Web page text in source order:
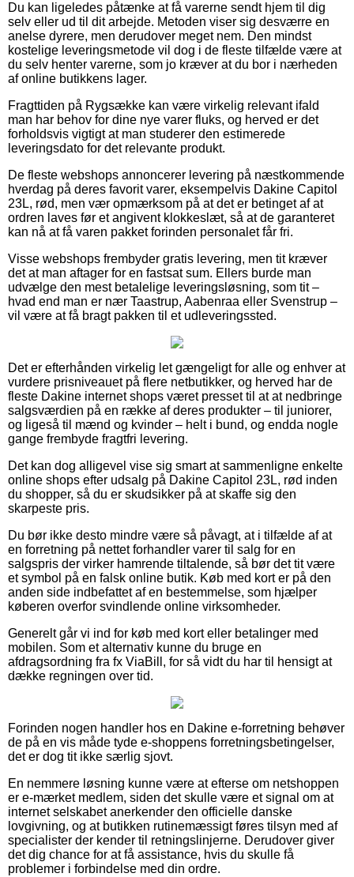
Du kan ligeledes påtænke at få varerne sendt hjem til dig
selv eller ud til dit arbejde. Metoden viser sig desværre en
anelse dyrere, men derudover meget nem. Den mindst
kostelige leveringsmetode vil dog i de fleste tilfælde være at
du selv henter varerne, som jo kræver at du bor i nærheden
af online butikkens lager.
Fragttiden på Rygsække kan være virkelig relevant ifald
man har behov for dine nye varer fluks, og herved er det
forholdsvis vigtigt at man studerer den estimerede
leveringsdato for det relevante produkt.
De fleste webshops annoncerer levering på næstkommende
hverdag på deres favorit varer, eksempelvis Dakine Capitol
23L, rød, men vær opmærksom på at det er betinget af at
ordren laves før et angivent klokkeslæt, så at de garanteret
kan nå at få varen pakket forinden personalet får fri.
Visse webshops frembyder gratis levering, men tit kræver
det at man aftager for en fastsat sum. Ellers burde man
udvælge den mest betalelige leveringsløsning, som tit –
hvad end man er nær Taastrup, Aabenraa eller Svenstrup –
vil være at få bragt pakken til et udleveringssted.
Det er efterhånden virkelig let gængeligt for alle og enhver at
vurdere prisniveauet på flere netbutikker, og herved har de
fleste Dakine internet shops været presset til at at nedbringe
salgsværdien på en række af deres produkter – til juniorer,
og ligeså til mænd og kvinder – helt i bund, og endda nogle
gange frembyde fragtfri levering.
Det kan dog alligevel vise sig smart at sammenligne enkelte
online shops efter udsalg på Dakine Capitol 23L, rød inden
du shopper, så du er skudsikker på at skaffe sig den
skarpeste pris.
Du bør ikke desto mindre være så påvagt, at i tilfælde af at
en forretning på nettet forhandler varer til salg for en
salgspris der virker hamrende tiltalende, så bør det tit være
et symbol på en falsk online butik. Køb med kort er på den
anden side indbefattet af en bestemmelse, som hjælper
køberen overfor svindlende online virksomheder.
Generelt går vi ind for køb med kort eller betalinger med
mobilen. Som et alternativ kunne du bruge en
afdragsordning fra fx ViaBill, for så vidt du har til hensigt at
dække regningen over tid.
Forinden nogen handler hos en Dakine e-forretning behøver
de på en vis måde tyde e-shoppens forretningsbetingelser,
det er dog tit ikke særlig sjovt.
En nemmere løsning kunne være at efterse om netshoppen
er e-mærket medlem, siden det skulle være et signal om at
internet selskabet anerkender den officielle danske
lovgivning, og at butikken rutinemæssigt føres tilsyn med af
specialister der kender til retningslinjerne. Derudover giver
det dig chance for at få assistance, hvis du skulle få
problemer i forbindelse med din ordre.